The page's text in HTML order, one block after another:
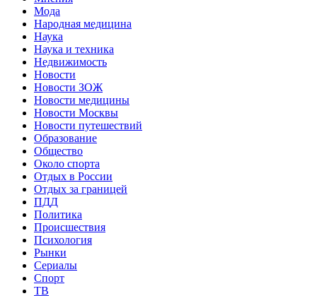
Мода
Народная медицина
Наука
Наука и техника
Недвижимость
Новости
Новости ЗОЖ
Новости медицины
Новости Москвы
Новости путешествий
Образование
Общество
Около спорта
Отдых в России
Отдых за границей
ПДД
Политика
Происшествия
Психология
Рынки
Сериалы
Спорт
ТВ